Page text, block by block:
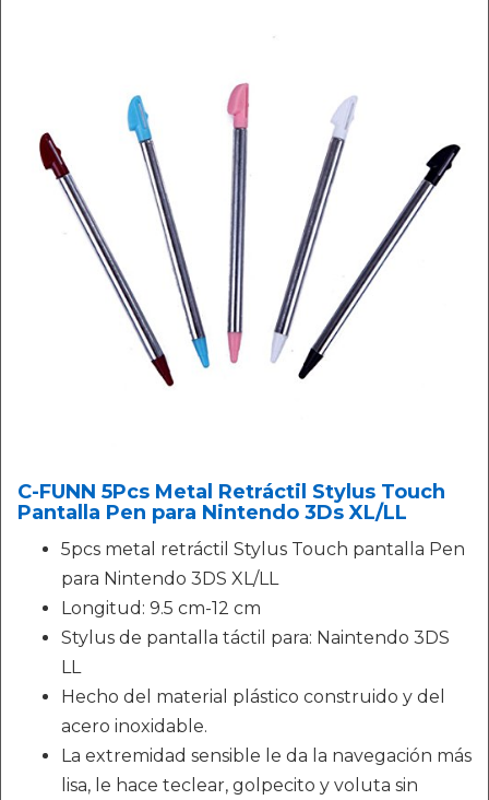
C-FUNN 5Pcs Metal Retráctil Stylus Touch
Pantalla Pen para Nintendo 3Ds XL/LL
5pcs metal retráctil Stylus Touch pantalla Pen
para Nintendo 3DS XL/LL
Longitud: 9.5 cm-12 cm
Stylus de pantalla táctil para: Naintendo 3DS
LL
Hecho del material plástico construido y del
acero inoxidable.
La extremidad sensible le da la navegación más
lisa, le hace teclear, golpecito y voluta sin